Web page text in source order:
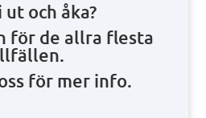
ut och åka?
för de allra flesta
för mer info.